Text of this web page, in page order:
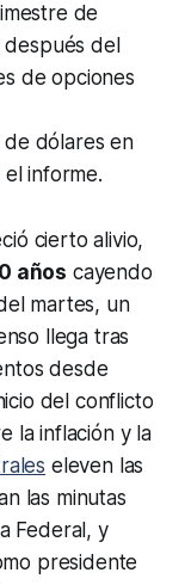
de
del
de opciones
de dólares en
informe.
cierto alivio,
años cayendo
martes, un
llega tras
desde
del conflicto
la inflación y la
eleven las
las minutas
Federal, y
presidente